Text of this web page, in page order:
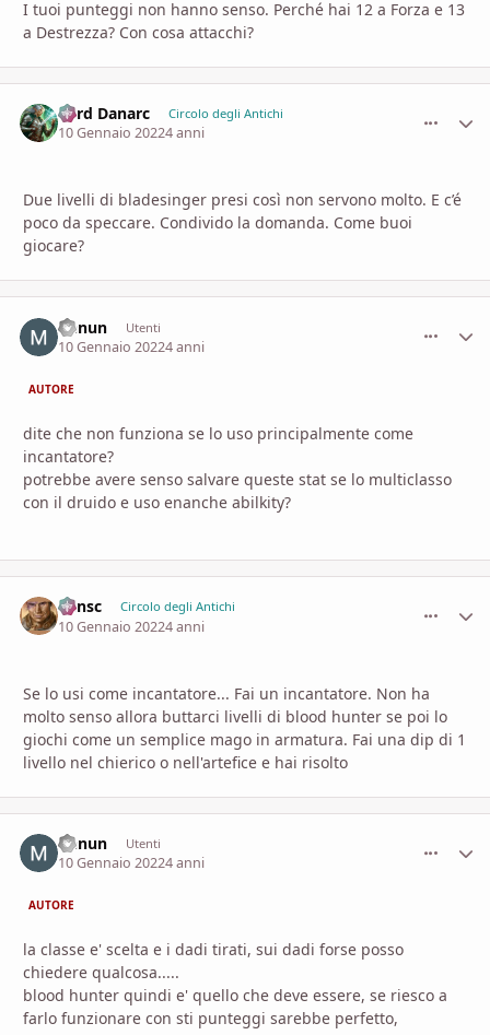
I tuoi punteggi non hanno senso. Perché hai 12 a Forza e 13
a Destrezza? Con cosa attacchi?
Lord Danarc Circolo degli Antichi
10 Gennaio 20224 anni
Due livelli di bladesinger presi così non servono molto. E c’é
poco da speccare. Condivido la domanda. Come buoi
giocare?
Denun Utenti
10 Gennaio 20224 anni
AUTORE
dite che non funziona se lo uso principalmente come
incantatore?
potrebbe avere senso salvare queste stat se lo multiclasso
con il druido e uso enanche abilkity?
Minsc Circolo degli Antichi
10 Gennaio 20224 anni
Se lo usi come incantatore... Fai un incantatore. Non ha
molto senso allora buttarci livelli di blood hunter se poi lo
giochi come un semplice mago in armatura. Fai una dip di 1
livello nel chierico o nell'artefice e hai risolto
Denun Utenti
10 Gennaio 20224 anni
AUTORE
la classe e' scelta e i dadi tirati, sui dadi forse posso
chiedere qualcosa.....
blood hunter quindi e' quello che deve essere, se riesco a
farlo funzionare con sti punteggi sarebbe perfetto,